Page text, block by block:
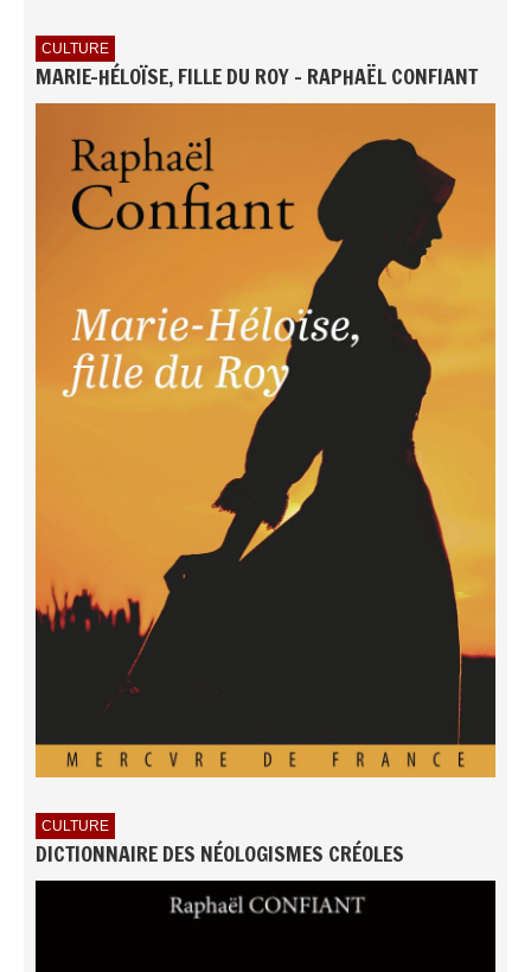
CULTURE
MARIE-HÉLOÏSE, FILLE DU ROY - RAPHAËL CONFIANT
CULTURE
DICTIONNAIRE DES NÉOLOGISMES CRÉOLES